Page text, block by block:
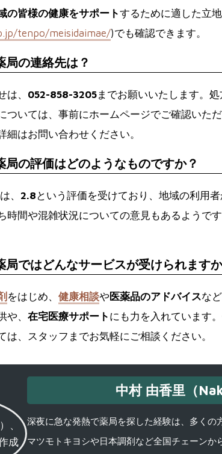
の皆様の健康をサポートするために適した立
tenpo/meisidaimae/)でも確認できます。
局の連絡先は？
、 052-858-3205までお願いいたします。
ついては、事前にホームページでご確認いた
細はお問い合わせください。
局の評価はどのようなものですか？
は、 2.8 という評価を受けており、地域の利用
時間や混雑状況についての意見もあるようで
局ではどんなサービスが受けられます
をはじめ、 健康相談や医薬品のアドバイスなど
、 在宅医療サポート にも力を入れています
は、スタッフまでお気軽にご相談ください。
中村 由香里（
深夜に急な発熱で薬局を探した経験は、多くの
マツモトキヨシや日本調剤など全国チェーン